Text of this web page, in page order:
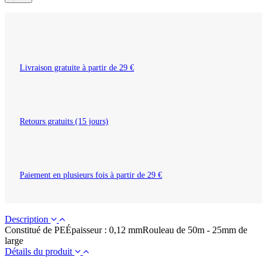
Livraison gratuite à partir de 29 €
Retours gratuits (15 jours)
Paiement en plusieurs fois à partir de 29 €
Description
Constitué de PEÉpaisseur : 0,12 mmRouleau de 50m - 25mm de
large
Détails du produit